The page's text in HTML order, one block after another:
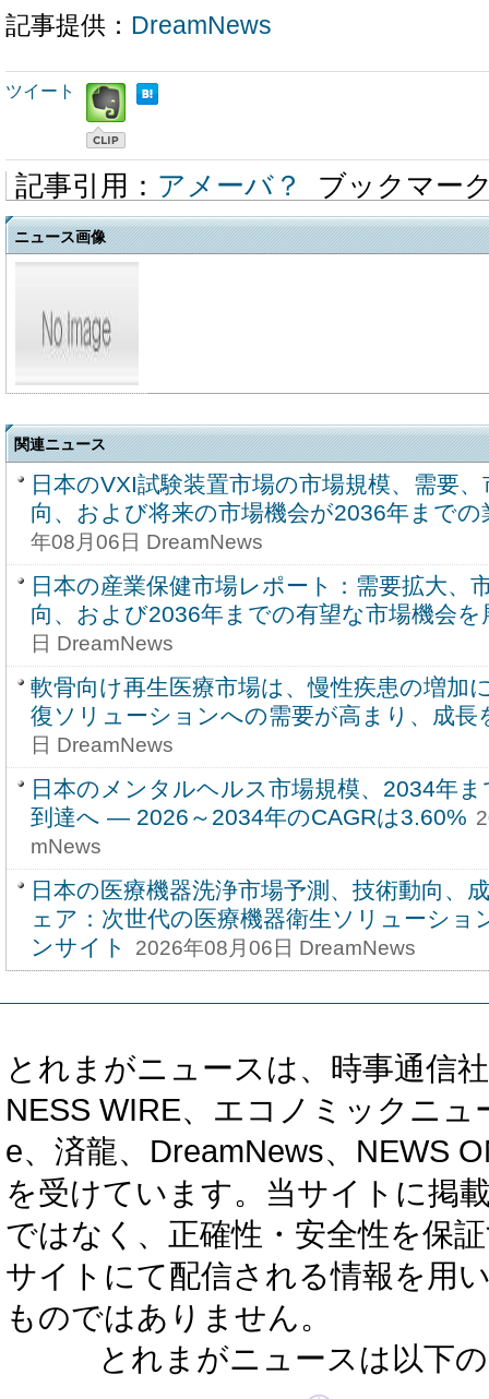
記事提供： DreamNews
ツイート
記事引用： アメーバ？ ブックマー
ニュース画像
関連ニュース
日本のVXI試験装置市場の市場規模、需要
向、および将来の市場機会が2036年までの
年08月06日 DreamNews
日本の産業保健市場レポート：需要拡大、
向、および2036年までの有望な市場機会を
日 DreamNews
軟骨向け再生医療市場は、慢性疾患の増加
復ソリューションへの需要が高まり、成長
日 DreamNews
日本のメンタルヘルス市場規模、2034年
到達へ ― 2026～2034年のCAGRは3.60%
mNews
日本の医療機器洗浄市場予測、技術動向、
ェア：次世代の医療機器衛生ソリューショ
ンサイト
2026年08月06日 DreamNews
とれまがニュースは、時事通信
NESS WIRE、エコノミックニ
e、済龍、DreamNews、NEWS
を受けています。当サイトに掲
ではなく、正確性・安全性を保
サイトにて配信される情報を用
ものではありません。
とれまがニュースは以下